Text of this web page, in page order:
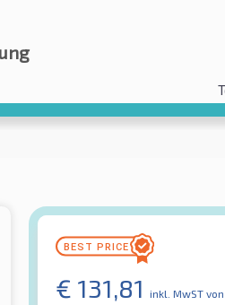
€ 131,81 inkl. MwST